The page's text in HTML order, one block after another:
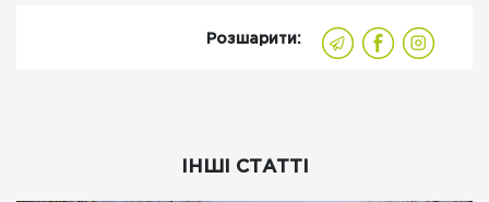
Розшарити:
ІНШІ СТАТТІ